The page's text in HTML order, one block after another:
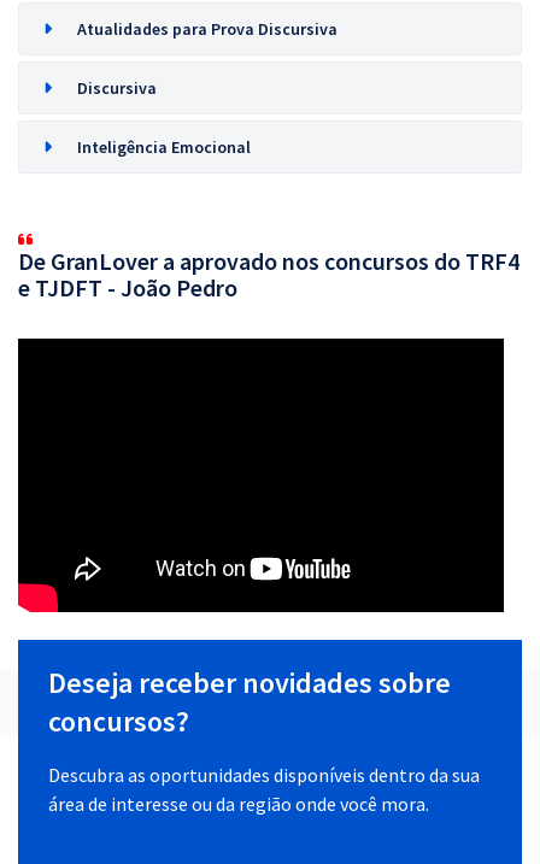
Atualidades para Prova Discursiva
Discursiva
Inteligência Emocional
De GranLover a aprovado nos concursos do TRF4
e TJDFT - João Pedro
Deseja receber novidades sobre
concursos?
Descubra as oportunidades disponíveis dentro da sua
área de interesse ou da região onde você mora.